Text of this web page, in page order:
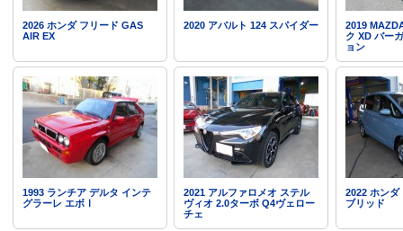
2026 ホンダ フリード GAS
AIR EX
2020 アバルト 124 スパイダー
2019
ク XD バー
ョン
1993 ランチア デルタ インテ
グラーレ エボⅠ
2021 アルファロメオ ステル
ヴィオ 2.0ターボ Q4ヴェロー
チェ
2022 ホンダ
ブリッド